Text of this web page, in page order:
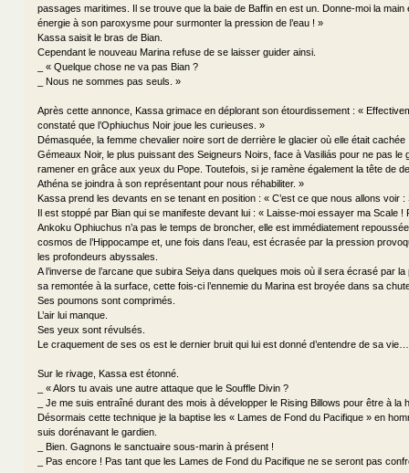
passages maritimes. Il se trouve que la baie de Baffin en est un. Donne-moi la
énergie à son paroxysme pour surmonter la pression de l’eau ! »
Kassa saisit le bras de Bian.
Cependant le nouveau Marina refuse de se laisser guider ainsi.
_ « Quelque chose ne va pas Bian ?
_ Nous ne sommes pas seuls. »
Après cette annonce, Kassa grimace en déplorant son étourdissement : «
constaté que l’Ophiuchus Noir joue les curieuses. »
Démasquée, la femme chevalier noire sort de derrière le glacier où elle était cachée
Gémeaux Noir, le plus puissant des Seigneurs Noirs, face à Vasiliás pour ne pas le
ramener en grâce aux yeux du Pope. Toutefois, si je ramène également la tête de
Athéna se joindra à son représentant pour nous réhabiliter. »
Kassa prend les devants en se tenant en position : « C’est ce que nous allons voir
Il est stoppé par Bian qui se manifeste devant lui : « Laisse-moi essayer ma Scale !
Ankoku Ophiuchus n’a pas le temps de broncher, elle est immédiatement
cosmos de l’Hippocampe et, une fois dans l’eau, est écrasée par la pression
les profondeurs abyssales.
A l’inverse de l’arcane que subira Seiya dans quelques mois où il sera écrasé par
sa remontée à la surface, cette fois-ci l’ennemie du Marina est broyée dans sa
Ses poumons sont comprimés.
L’air lui manque.
Ses yeux sont révulsés.
Le craquement de ses os est le dernier bruit qui lui est donné d’entendre de sa vie…
Sur le rivage, Kassa est étonné.
_ « Alors tu avais une autre attaque que le Souffle Divin ?
_ Je me suis entraîné durant des mois à développer le Rising Billows pour être à la
Désormais cette technique je la baptise les « Lames de Fond du Pacifique » en
suis dorénavant le gardien.
_ Bien. Gagnons le sanctuaire sous-marin à présent !
_ Pas encore ! Pas tant que les Lames de Fond du Pacifique ne se seront pas